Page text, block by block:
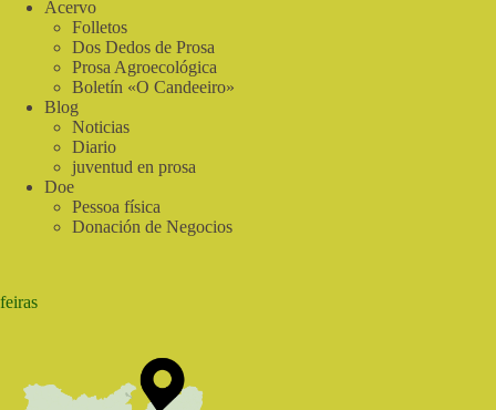
Acervo
Folletos
Dos Dedos de Prosa
Prosa Agroecológica
Boletín «O Candeeiro»
Blog
Noticias
Diario
juventud en prosa
Doe
Pessoa física
Donación de Negocios
feiras